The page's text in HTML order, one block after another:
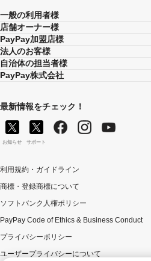
る場合は、本キャンペーンに
す）。ただし、上記上限は、
（2020年9月1日～2021年12
されるものであり、2022年1
一般の利用者様
店舗オーナー様
PayPay加盟店様
法人のお客様
自治体の担当者様
PayPay株式会社
最新情報をチェック！
お知らせ サポート
利用規約・ガイドライン
商標・登録商標について
ソフトバンク人権ポリシー
PayPay Code of Ethics & Business Conduct
プライバシーポリシー
ユーザープライバシーについて